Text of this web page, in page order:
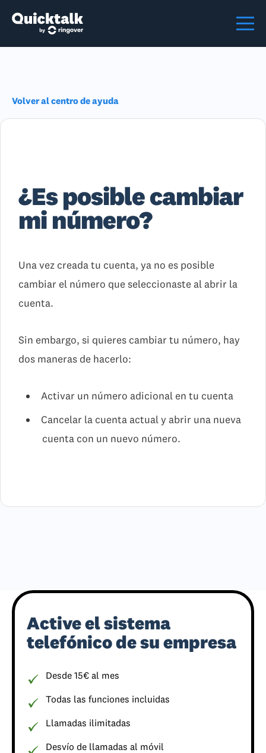
Volver al centro de ayuda
¿Es posible cambiar
mi número?
Una vez creada tu cuenta, ya no es posible
cambiar el número que seleccionaste al abrir la
cuenta.
Sin embargo, si quieres cambiar tu número, hay
dos maneras de hacerlo:
Activar un número adicional en tu cuenta
Cancelar la cuenta actual y abrir una nueva
cuenta con un nuevo número.
Active el sistema
telefónico de su empresa
Desde 15€ al mes
Todas las funciones incluidas
Llamadas ilimitadas
Desvío de llamadas al móvil